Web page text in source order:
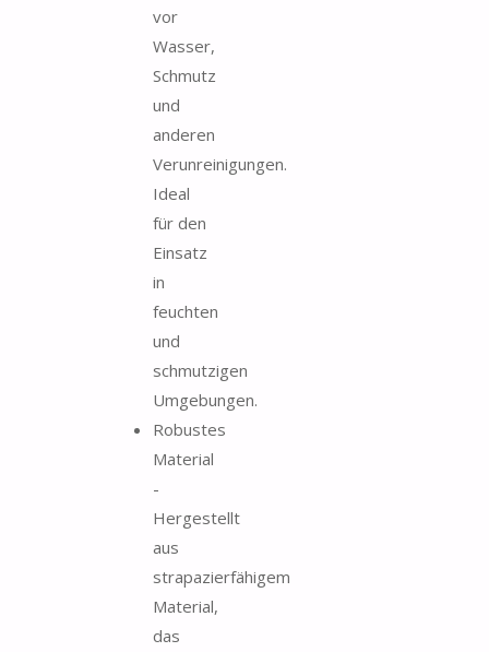
vor
Wasser,
Schmutz
und
anderen
Verunreinigungen.
Ideal
für den
Einsatz
in
feuchten
und
schmutzigen
Umgebungen.
Robustes
Material
-
Hergestellt
aus
strapazierfähigem
Material,
das